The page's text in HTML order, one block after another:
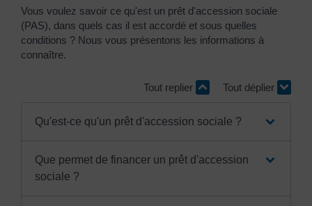
Vous voulez savoir ce qu'est un prêt d'accession sociale
(PAS), dans quels cas il est accordé et sous quelles
conditions ? Nous vous présentons les informations à
connaître.
Tout replier Tout déplier
Qu'est-ce qu'un prêt d'accession sociale ?
Que permet de financer un prêt d'accession
sociale ?